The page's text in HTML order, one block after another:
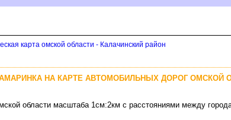
карта омской области - Калачинский район
НА КАРТЕ АВТОМОБИЛЬНЫХ ДОРОГ ОМСКОЙ
области масштаба 1см:2км с расстояниями между